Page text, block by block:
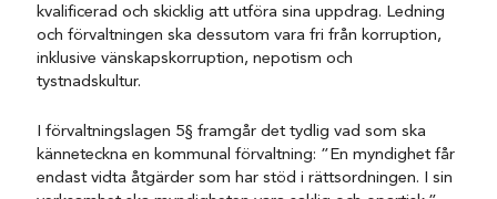
kvalificerad och skicklig att utföra sina uppdrag. Ledning
och förvaltningen ska dessutom vara fri från korruption,
inklusive vänskapskorruption, nepotism och
tystnadskultur.
I förvaltningslagen 5§ framgår det tydlig vad som ska
känneteckna en kommunal förvaltning: ”En myndighet får
endast vidta åtgärder som har stöd i rättsordningen. I sin